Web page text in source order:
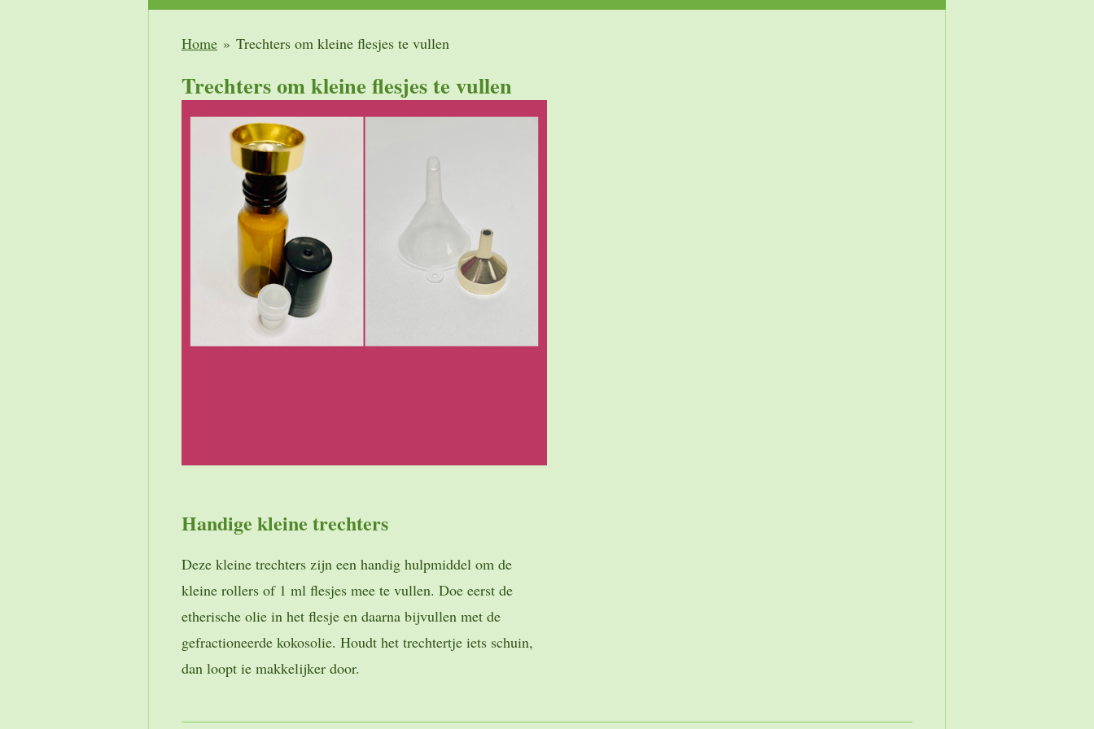
Home » Trechters om kleine flesjes te vullen
Trechters om kleine flesjes te vullen
Handige kleine trechters
Deze kleine trechters zijn een handig hulpmiddel om de
kleine rollers of 1 ml flesjes mee te vullen. Doe eerst de
etherische olie in het flesje en daarna bijvullen met de
gefractioneerde kokosolie. Houdt het trechtertje iets schuin,
dan loopt ie makkelijker door.